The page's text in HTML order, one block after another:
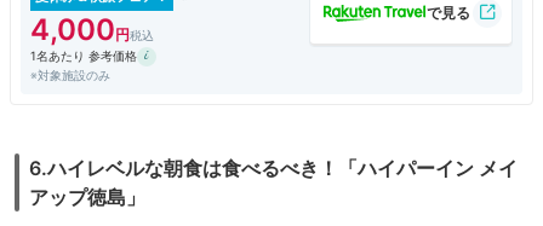
4,000
1名あたり 参考価格
※対象施設のみ
6.ハイレベルな朝食は食べるべき！「ハイパーイン メイ
アップ徳島」